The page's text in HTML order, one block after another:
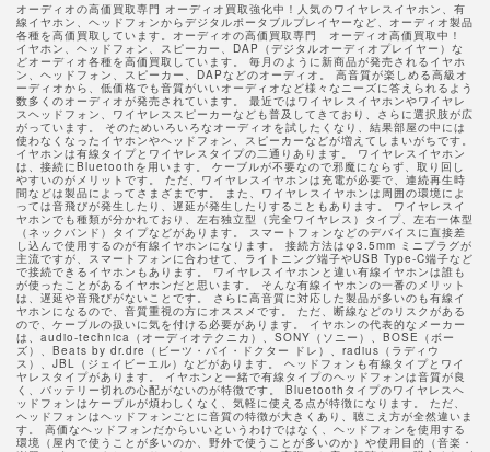
オーディオの高価買取専門 オーディオ買取強化中！人気のワイヤレスイヤホン、有
線イヤホン、ヘッドフォンからデジタルポータブルプレイヤーなど、オーディオ製品
各種を高価買取しています。オーディオの高価買取専門 オーディオ高価買取中！
イヤホン、ヘッドフォン、スピーカー、DAP（デジタルオーディオプレイヤー）な
どオーディオ各種を高価買取しています。 毎月のように新商品が発売されるイヤホ
ン、ヘッドフォン、スピーカー、DAPなどのオーディオ。 高音質が楽しめる高級オ
ーディオから、低価格でも音質がいいオーディオなど様々なニーズに答えられるよう
数多くのオーディオが発売されています。 最近ではワイヤレスイヤホンやワイヤレ
スヘッドフォン、ワイヤレススピーカーなども普及してきており、さらに選択肢が広
がっています。 そのためいろいろなオーディオを試したくなり、結果部屋の中には
使わなくなったイヤホンやヘッドフォン、スピーカーなどが増えてしまいがちです。
イヤホンは有線タイプとワイヤレスタイプの二通りあります。 ワイヤレスイヤホン
は、接続にBluetoothを用います。 ケーブルが不要なので邪魔にならず、取り回し
やすいのがメリットです。 ただ、ワイヤレスイヤホンは充電が必要で、連続再生時
間などは製品によってさまざまです。 また、ワイヤレスイヤホンは周囲の環境によ
っては音飛びが発生したり、遅延が発生したりすることもあります。 ワイヤレスイ
ヤホンでも種類が分かれており、左右独立型（完全ワイヤレス）タイプ、左右一体型
（ネックバンド）タイプなどがあります。 スマートフォンなどのデバイスに直接差
し込んで使用するのが有線イヤホンになります。 接続方法はφ3.5mm ミニプラグが
主流ですが、スマートフォンに合わせて、ライトニング端子やUSB Type-C端子など
で接続できるイヤホンもあります。 ワイヤレスイヤホンと違い有線イヤホンは誰も
が使ったことがあるイヤホンだと思います。 そんな有線イヤホンの一番のメリット
は、遅延や音飛びがないことです。 さらに高音質に対応した製品が多いのも有線イ
ヤホンになるので、音質重視の方にオススメです。 ただ、断線などのリスクがある
ので、ケーブルの扱いに気を付ける必要があります。 イヤホンの代表的なメーカー
は、audio-technica（オーディオテクニカ）、SONY（ソニー）、BOSE（ボー
ズ）、Beats by dr.dre（ビーツ・バイ・ドクター ドレ）、radius（ラディウ
ス）、JBL（ジェイビーエル）などがあります。 ヘッドフォンも有線タイプとワイ
ヤレスタイプがあります。 イヤホンと一緒で有線タイプのヘッドフォンは音質が良
く、バッテリー切れの心配がないのが特徴です。 Bluetoothタイプのワイヤレスヘ
ッドフォンはケーブルが煩わしくなく、気軽に使える点が特徴になります。 ただ、
ヘッドフォンはヘッドフォンごとに音質の特徴が大きくあり、聴こえ方が全然違いま
す。 高価なヘッドフォンだからいいというわけではなく、ヘッドフォンを使用する
環境（屋内で使うことが多いのか、野外で使うことが多いのか）や使用目的（音楽・